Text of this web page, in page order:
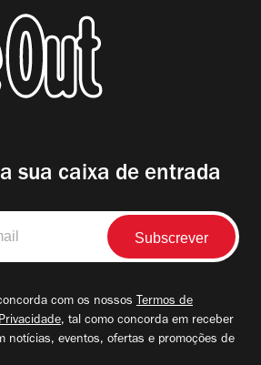
sua caixa de entrada
com os nossos Termos de
, tal como concorda em receber
notícias, eventos, ofertas e promoções de